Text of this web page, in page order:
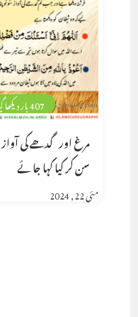
407 بار دیکھا گیا
مرغ اور گدھے کی آواز
سن کر کیا کہا جائے
مئی 22, 2024